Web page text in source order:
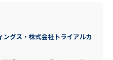
グス・株式会社トライアルカ